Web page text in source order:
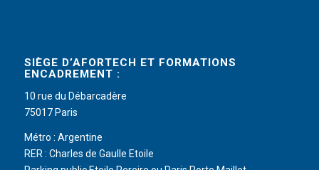
SIÈGE D’AFORTECH ET FORMATIONS
ENCADREMENT :
10 rue du Débarcadère
75017 Paris
Métro : Argentine
RER : Charles de Gaulle Etoile